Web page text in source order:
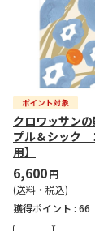
クロワッサン
プル＆シック
用】
6,600円
(送料・税込)
獲得ポイント : 66